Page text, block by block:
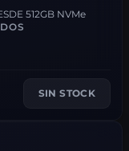
512GB NVMe
SIN STOCK